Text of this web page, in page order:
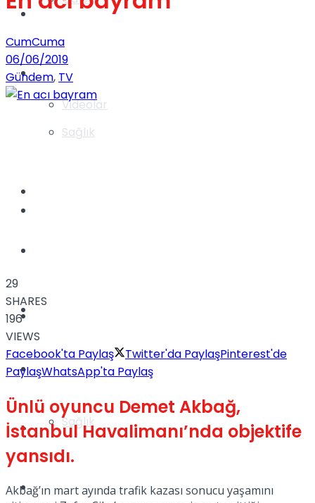
Videolar
Sağlık
Gündem
Yaşam
Sağlık
Dünya
Türkiye
Müzik
Sinema
CumCuma
06/06/2019
Gündem, TV
29
SHARES
196
VIEWS
Facebook'ta Paylaş
Twitter'da PaylaşPinterest'de
PaylaşWhatsApp'ta Paylaş
Ünlü oyuncu Demet Akbağ,
İstanbul Havalimanı’nda objektife
yansıdı.
Akbağ’ın mart ayında trafik kazası sonucu yaşamını